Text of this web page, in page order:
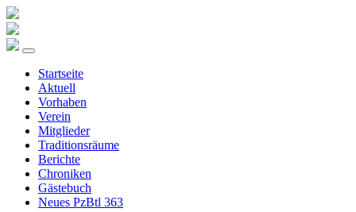
Startseite
Aktuell
Vorhaben
Verein
Mitglieder
Traditionsräume
Berichte
Chroniken
Gästebuch
Neues PzBtl 363